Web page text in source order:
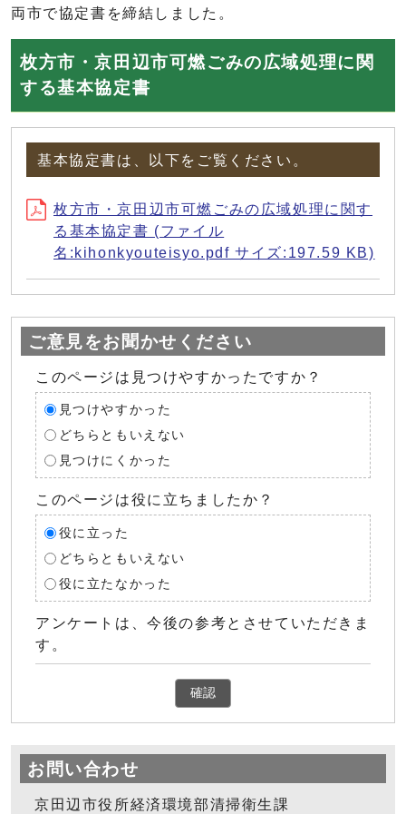
両市で協定書を締結しました。
枚方市・京田辺市可燃ごみの広域処理に関
する基本協定書
基本協定書は、以下をご覧ください。
枚方市・京田辺市可燃ごみの広域処理に関す
る基本協定書 (ファイル
名:kihonkyouteisyo.pdf サイズ:197.59 KB)
ご意見をお聞かせください
このページは見つけやすかったですか？
見つけやすかった
どちらともいえない
見つけにくかった
このページは役に立ちましたか？
役に立った
どちらともいえない
役に立たなかった
アンケートは、今後の参考とさせていただきま
す。
確認
お問い合わせ
京田辺市役所経済環境部清掃衛生課